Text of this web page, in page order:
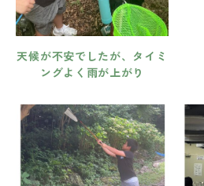
天候が不安でしたが、タイミ
ングよく雨が上がり